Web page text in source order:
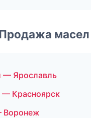
масел
— Ярославль
— Красноярск
Воронеж